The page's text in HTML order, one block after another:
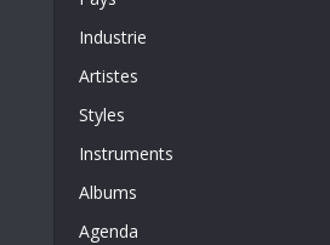
Industrie
Artistes
Styles
Instruments
Albums
Agenda